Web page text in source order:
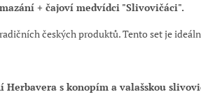
+ čajoví medvídci "Slivovičáci".
českých produktů. Tento set je
Herbavera s konopím a valašskou